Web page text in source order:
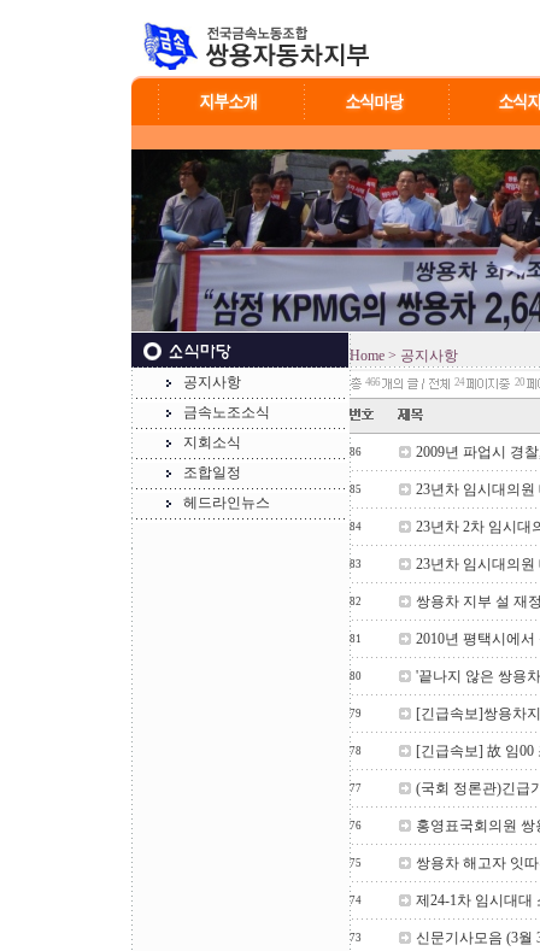
공지사항
금속노조소식
지회소식
조합일정
헤드라인뉴스
Home > 공지사항
466 24 20
86 2009년 파업시 경
85 23년차 임시대의원
84 23년차 2차 임시대
83 23년차 임시대의원
82 쌍용차 지부 설 재
81 2010년 평택시에
80 '끝나지 않은 쌍용
79 [긴급속보]쌍용차
78 [긴급속보] 故 임00
77 (국회 정론관)긴급
76 홍영표국회의원
75 쌍용차 해고자 잇
74 제24-1차 임시대대
73 신문기사모음 (3월